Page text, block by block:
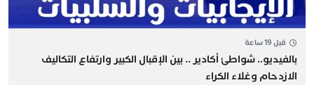
قبل 19 ساعة
بالفيديو.. شواطئ أكادير .. بين الإقبال الكبير وارتفاع التكاليف
الازدحام وغلاء الكراء